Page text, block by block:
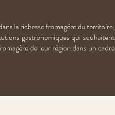
la richesse fromagère du territoire,
gastronomiques qui souhaitent
de leur région dans un cadre